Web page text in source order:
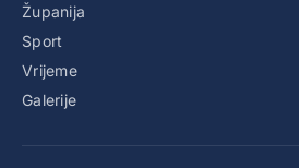
Županija
Sport
Vrijeme
Galerije